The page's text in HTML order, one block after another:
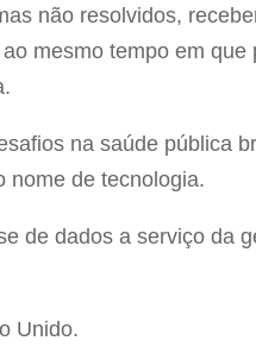
não resolvidos,
mesmo tempo em que
na saúde pública
nome de tecnologia.
de dados a serviço da
Unido.